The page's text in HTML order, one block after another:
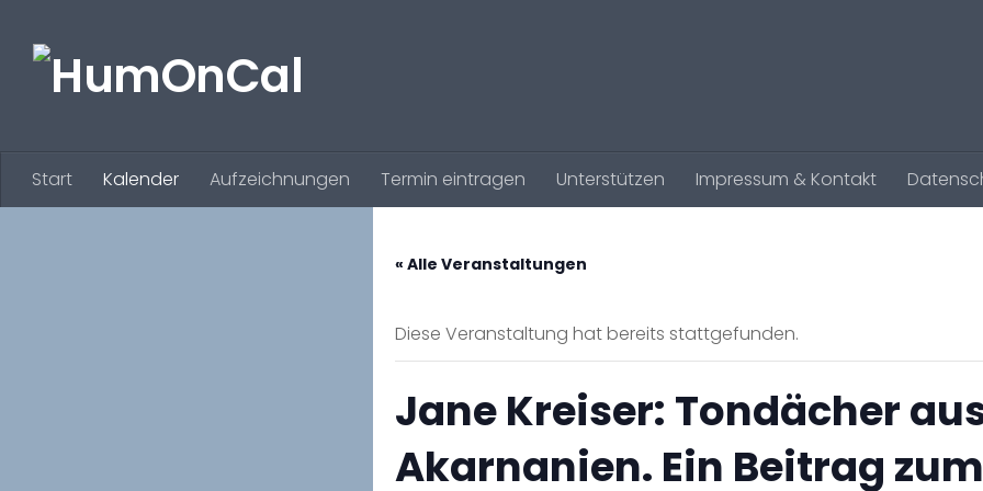
Start Kalender Aufzeichnungen Termin eintragen Unterstützen Impressum & Kontakt
« Alle Veranstaltungen
Diese Veranstaltung hat bereits stattgefunden.
Jane Kreiser: Tondächer
Akarnanien. Ein Beitrag zum